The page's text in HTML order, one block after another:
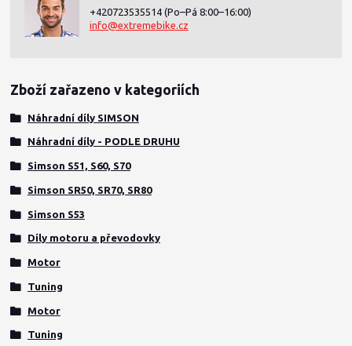
+420723535514 (Po–Pá 8:00–16:00)
info@extremebike.cz
Zboží zařazeno v kategoriích
Náhradní díly SIMSON
Náhradní díly - PODLE DRUHU
Simson S51, S60, S70
Simson SR50, SR70, SR80
Simson S53
Díly motoru a převodovky
Motor
Tuning
Motor
Tuning